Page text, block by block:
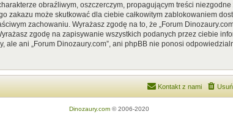
obraźliwym, oszczerczym, propagującym treści
zakazu może skutkować dla ciebie całkowitym zablokowaniem
zachowaniu. Wyrażasz zgodę na to, że „Forum
zgodę na zapisywanie wszystkich podanych przez ciebie
ani „Forum Dinozaury.com”, ani phpBB nie ponosi
Kontakt z nami
Dinozaury.com© 2006-2020